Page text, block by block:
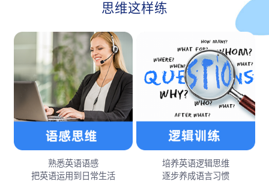
思维这样练
熟悉英语语感
把英语运用到日常生活
培养英语逻辑思维
逐步养成语言习惯